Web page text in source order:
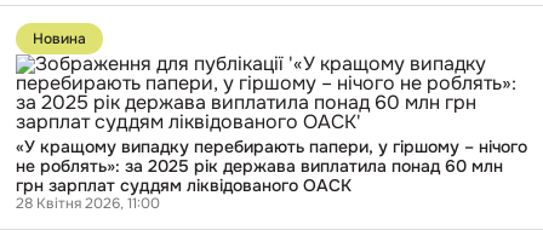
Перейти
до
публікації
«У
кращому
випадку
перебирають
папери,
гіршому
Новина
«У кращому випадку перебирають папери, у гіршому – нічого
не роблять»: за 2025 рік держава виплатила понад 60 млн
грн зарплат суддям ліквідованого ОАСК
28 Квітня 2026, 11:00